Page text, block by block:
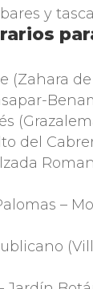
y
(Zahara
del
–